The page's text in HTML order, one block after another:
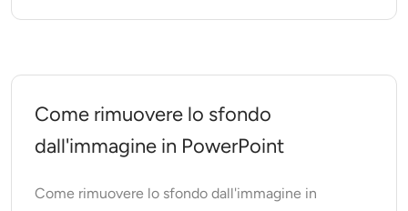
Come rimuovere lo sfondo
dall'immagine in PowerPoint
Come rimuovere lo sfondo dall'immagine in